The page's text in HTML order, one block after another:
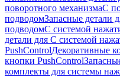
поворотного механизмаС
подводомЗапасные детали
подводомС системой
детали для С системой
PushControlДекоративные
кнопки PushControl
комплекты для системы